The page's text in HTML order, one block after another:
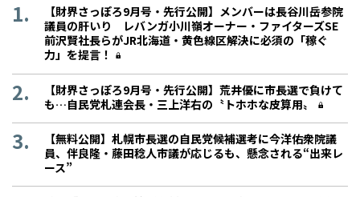
【財界さっぽろ9月号・先行公開】メンバーは長谷川岳参院
議員の肝いり レバンガ小川嶺オーナー・ファイターズSE
前沢賢社長らがJR北海道・黄色線区解決に必須の「稼ぐ
力」を提言！
【財界さっぽろ9月号・先行公開】荒井優に市長選で負けて
も…自民党札連会長・三上洋右の〝トホホな皮算用〟
【無料公開】札幌市長選の自民党候補選考に今洋佑衆院議
員、伴良隆・藤田稔人市議が応じるも、懸念される“出来レ
ース”